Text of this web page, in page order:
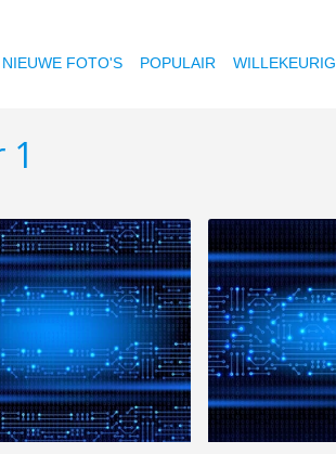
NIEUWE FOTO'S POPULAIR WILLEKEURIG